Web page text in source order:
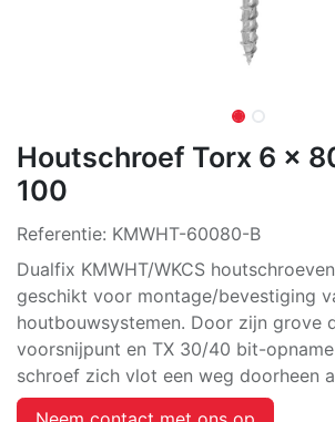
Houtschroef Torx 6 x
100
Referentie: KMWHT-60080-B
Dualfix KMWHT/WKCS
geschikt voor montage/bevestiging
houtbouwsystemen. Door zijn grove
voorsnijpunt en TX 30/40 bit-
schroef zich vlot een weg doorheen